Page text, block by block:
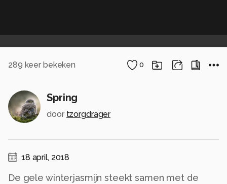
289 keer bekeken 0
Spring
door tzorgdrager
18 april, 2018
De gele winterjasmijn steekt samen met de